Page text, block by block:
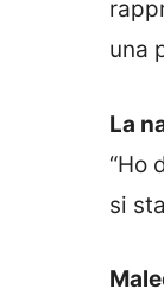
una
La
“Ho
si